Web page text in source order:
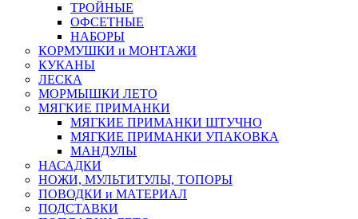
ТРОЙНЫЕ
ОФСЕТНЫЕ
НАБОРЫ
КОРМУШКИ и МОНТАЖИ
КУКАНЫ
ЛЕСКА
МОРМЫШКИ ЛЕТО
МЯГКИЕ ПРИМАНКИ
МЯГКИЕ ПРИМАНКИ ШТУЧНО
МЯГКИЕ ПРИМАНКИ УПАКОВКА
МАНДУЛЫ
НАСАДКИ
НОЖИ, МУЛЬТИТУЛЫ, ТОПОРЫ
ПОВОДКИ и МАТЕРИАЛ
ПОДСТАВКИ